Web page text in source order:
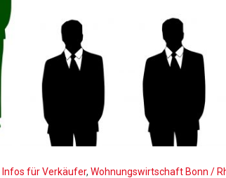
Infos für Verkäufer, Wohnungswirtschaft Bonn /